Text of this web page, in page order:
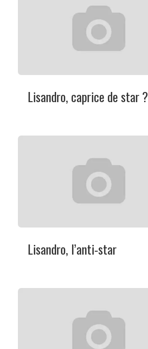
Lisandro, caprice de star ?
Lisandro, l’anti-star